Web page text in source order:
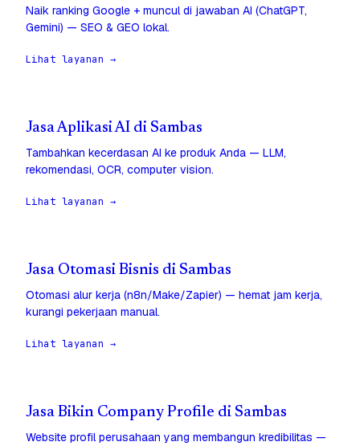
Naik ranking Google + muncul di jawaban AI (ChatGPT,
Gemini) — SEO & GEO lokal.
Lihat layanan →
Jasa Aplikasi AI di Sambas
Tambahkan kecerdasan AI ke produk Anda — LLM,
rekomendasi, OCR, computer vision.
Lihat layanan →
Jasa Otomasi Bisnis di Sambas
Otomasi alur kerja (n8n/Make/Zapier) — hemat jam kerja,
kurangi pekerjaan manual.
Lihat layanan →
Jasa Bikin Company Profile di Sambas
Website profil perusahaan yang membangun kredibilitas —